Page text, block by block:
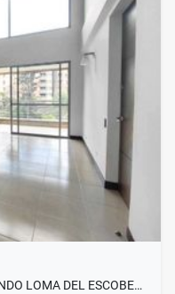
LOMA DEL ESCOBE…